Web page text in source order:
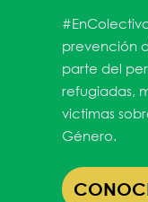
prevención
parte del
refugiadas,
victimas
Género.